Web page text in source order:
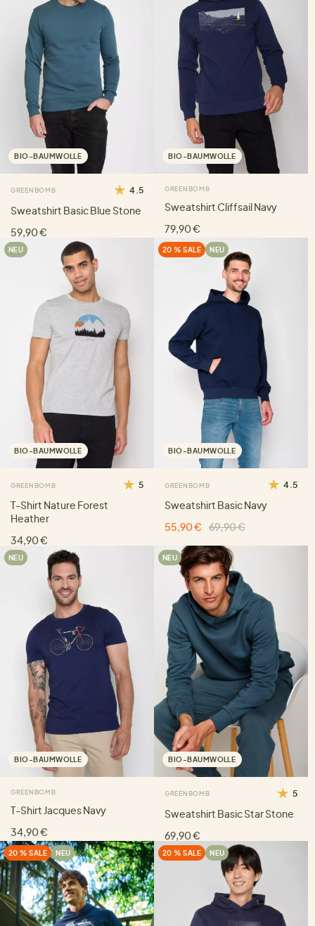
BIO-BAUMWOLLE
GREENBOMB 4.5
Sweatshirt Basic Blue Stone
59,90 €
BIO-BAUMWOLLE
GREENBOMB
Sweatshirt Cliffsail Navy
79,90 €
NEU
BIO-BAUMWOLLE
GREENBOMB 5
T-Shirt Nature Forest
Heather
34,90 €
20 % SALE NEU
BIO-BAUMWOLLE
GREENBOMB 4.5
Sweatshirt Basic Navy
55,90 €
69,90 €
NEU
BIO-BAUMWOLLE
GREENBOMB
T-Shirt Jacques Navy
34,90 €
NEU
BIO-BAUMWOLLE
GREENBOMB 5
Sweatshirt Basic Star Stone
69,90 €
20 % SALE NEU 20 % SALE NEU